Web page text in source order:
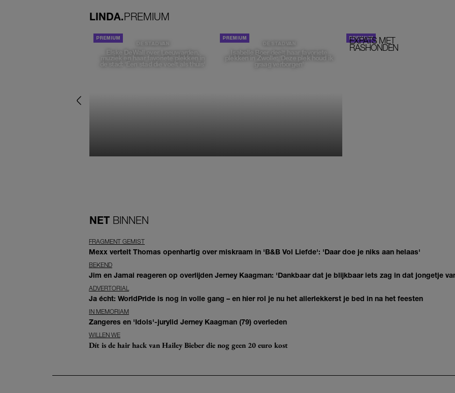
LINDA.PREMIUM
DE STAD VAN
Elske DeWall over Leeuwarden,
muziek en haar favoriete plekken in
de stad: 'Een stad die voelt als thuis'
DE STAD VAN
Isabelle Boer deelt haar favoriete
plekken in Zwolle: 'Deze plek houd ik
graag verborgen'
EXPATS MET
RASHONDEN
NET BINNEN
FRAGMENT GEMIST
Mexx vertelt Thomas openhartig over miskraam in 'B&B Vol Liefde': 'Daar doe je niks aan helaas'
BEKEND
Jim en Jamai reageren op overlijden Jerney Kaagman: 'Dankbaar dat je blijkbaar iets zag in dat jongetje
ADVERTORIAL
Ja écht: WorldPride is nog in volle gang – en hier rol je nu het allerlekkerst je bed in na het feesten
IN MEMORIAM
Zangeres en 'Idols'-jurylid Jerney Kaagman (79) overleden
WILLEN WE
Dít is de hair hack van Hailey Bieber die nog geen 20 euro kost